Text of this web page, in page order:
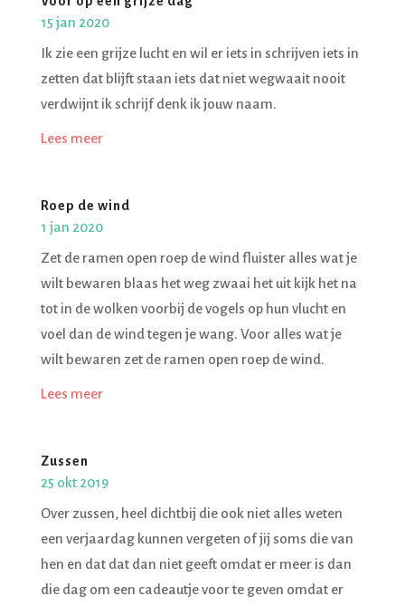
15 jan 2020
Ik zie een grijze lucht en wil er iets in schrijven iets in
zetten dat blijft staan iets dat niet wegwaait nooit
verdwijnt ik schrijf denk ik jouw naam.
Lees meer
Roep de wind
1 jan 2020
Zet de ramen open roep de wind fluister alles wat je
wilt bewaren blaas het weg zwaai het uit kijk het na
tot in de wolken voorbij de vogels op hun vlucht en
voel dan de wind tegen je wang. Voor alles wat je
wilt bewaren zet de ramen open roep de wind.
Lees meer
Zussen
25 okt 2019
Over zussen, heel dichtbij die ook niet alles weten
een verjaardag kunnen vergeten of jij soms die van
hen en dat dat dan niet geeft omdat er meer is dan
die dag om een cadeautje voor te geven omdat er